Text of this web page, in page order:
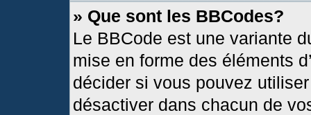
» Que sont les BBCodes?
Le BBCode est une variante
mise en forme des éléments
décider si vous pouvez
désactiver dans chacun de